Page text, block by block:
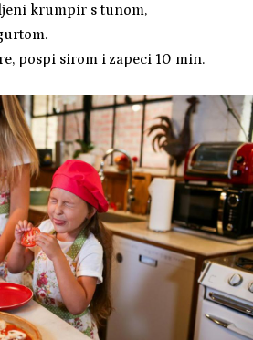
krumpir s tunom,
pospi sirom i zapeci 10 min.